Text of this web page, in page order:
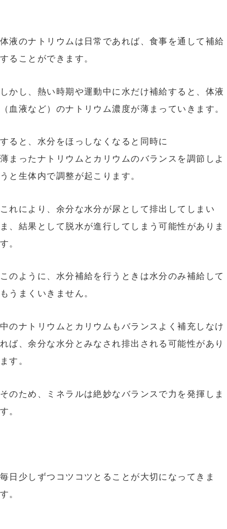
体液のナトリウムは日常であれば、食事を通して補給
することができます。
しかし、熱い時期や運動中に水だけ補給すると、体液
（血液など）のナトリウム濃度が薄まっていきます。
すると、水分をほっしなくなると同時に
薄まったナトリウムとカリウムのバランスを調節しよ
うと生体内で調整が起こります。
これにより、余分な水分が尿として排出してしまい
ま、結果として脱水が進行してしまう可能性がありま
す。
このように、水分補給を行うときは水分のみ補給して
もうまくいきません。
中のナトリウムとカリウムもバランスよく補充しなけ
れば、余分な水分とみなされ排出される可能性があり
ます。
そのため、ミネラルは絶妙なバランスで力を発揮しま
す。
毎日少しずつコツコツとることが大切になってきま
す。